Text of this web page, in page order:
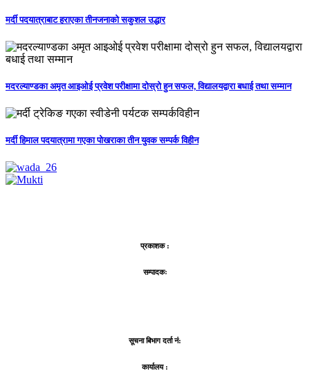
मर्दी पदयात्राबाट हराएका तीनजनाको सकुशल उद्धार
मदरल्याण्डका अमृत आइओई प्रवेश परीक्षामा दोस्रो हुन सफल, विद्यालयद्वारा बधाई तथा सम्मान
मर्दी हिमाल पदयात्रामा गएका पोखराका तीन युवक सम्पर्क विहीन
प्रकाशक :
सम्पादकः
सूचना बिभाग दर्ता नं:
कार्यालय :